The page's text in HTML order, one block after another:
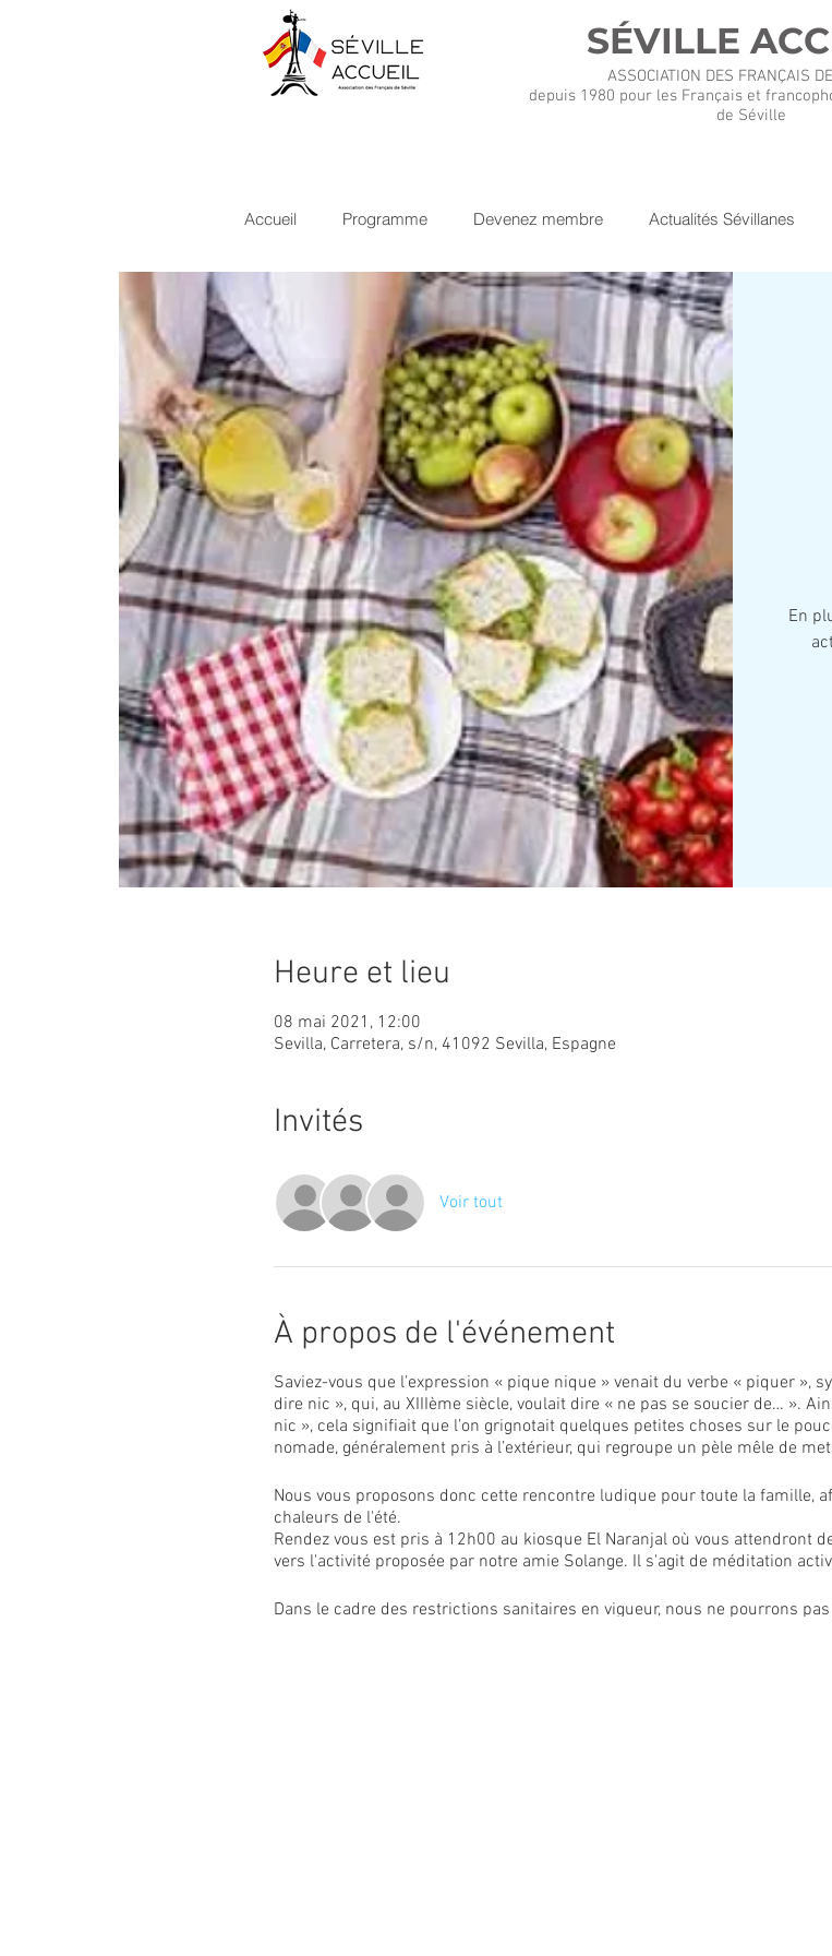
SÉVILLE
ASSOCIATION DES FRANÇAIS
depuis 1980 pour les Français et
de Séville
Accueil Programme Devenez membre Actualités Sévillanes
En
Heure et lieu
08 mai 2021, 12:00
Sevilla, Carretera, s/n, 41092 Sevilla, Espagne
Invités
Voir tout
À propos de l'événement
Saviez-vous que l’expression « pique nique » venait du verbe « piquer »,
dire nic », qui, au XIIIème siècle, voulait dire « ne pas se soucier de… ».
nic », cela signifiait que l’on grignotait quelques petites choses sur le
nomade, généralement pris à l’extérieur, qui regroupe un pèle mêle de
Nous vous proposons donc cette rencontre ludique pour toute la famille,
chaleurs de l'été.
Rendez vous est pris à 12h00 au kiosque El Naranjal où vous attendront
vers l'activité proposée par notre amie Solange. Il s'agit de méditation
Dans le cadre des restrictions sanitaires en vigueur, nous ne pourrons